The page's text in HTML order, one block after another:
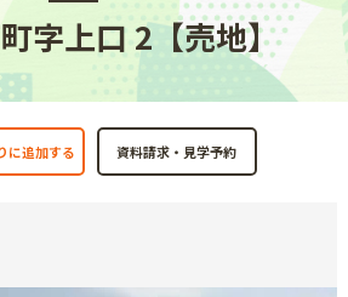
字上口 2【売地】
に追加する